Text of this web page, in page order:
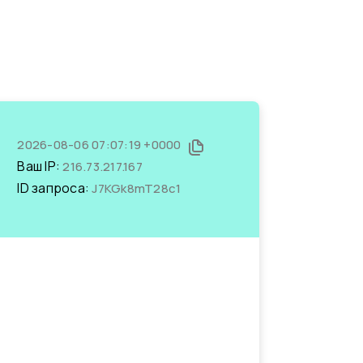
2026-08-06 07:07:19 +0000
Ваш IP:216.73.217.167
ID запроса:J7KGk8mT28c1